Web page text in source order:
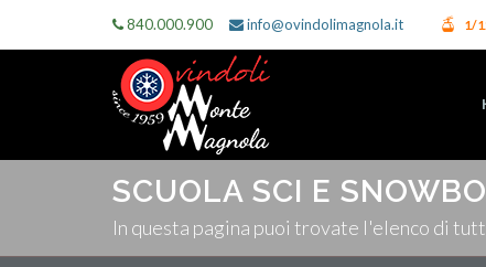
840.000.900 info@ovindolimagnola.it 1/
SCUOLA SCI E
In questa pagina puoi trovate l'elenco di